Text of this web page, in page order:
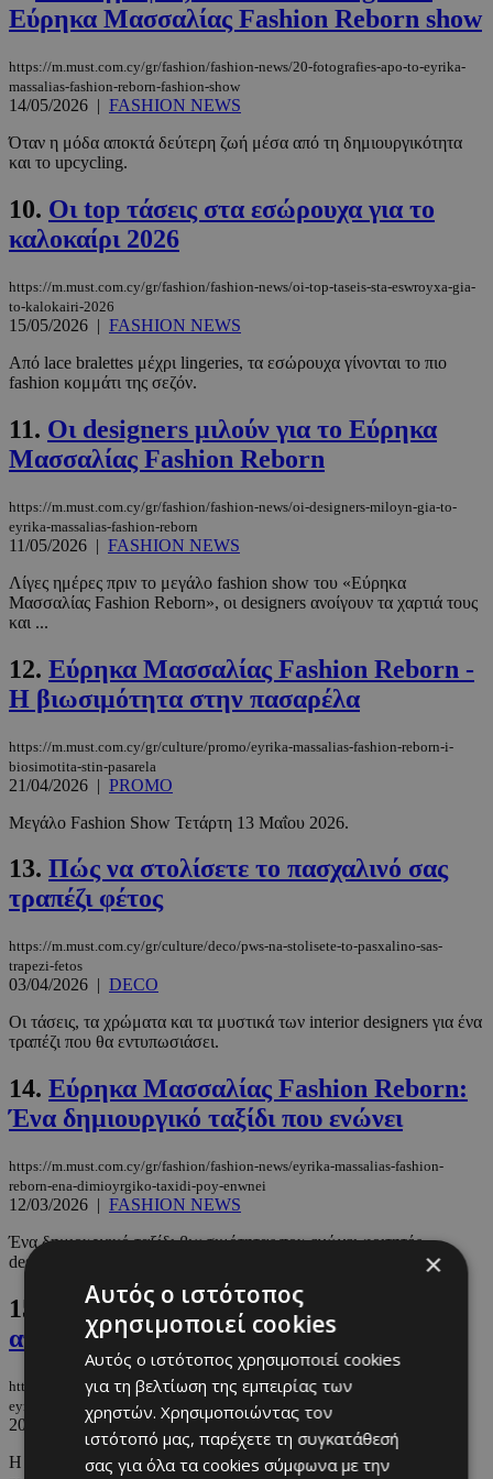
Εύρηκα Μασσαλίας Fashion Reborn shοw
https://m.must.com.cy/gr/fashion/fashion-news/20-fotografies-apo-to-eyrika-
massalias-fashion-reborn-fashion-show
14/05/2026 | FASHION NEWS
Όταν η μόδα αποκτά δεύτερη ζωή μέσα από τη δημιουργικότητα
και το upcycling.
10. Οι top τάσεις στα εσώρουχα για το
καλοκαίρι 2026
https://m.must.com.cy/gr/fashion/fashion-news/oi-top-taseis-sta-eswroyxa-gia-
to-kalokairi-2026
15/05/2026 | FASHION NEWS
Από lace bralettes μέχρι lingeries, τα εσώρουχα γίνονται το πιο
fashion κομμάτι της σεζόν.
11. Οι designers μιλούν για το Εύρηκα
Μασσαλίας Fashion Reborn
https://m.must.com.cy/gr/fashion/fashion-news/oi-designers-miloyn-gia-to-
eyrika-massalias-fashion-reborn
11/05/2026 | FASHION NEWS
Λίγες ημέρες πριν το μεγάλο fashion show του «Εύρηκα
Μασσαλίας Fashion Reborn», οι designers ανοίγουν τα χαρτιά τους
και ...
12. Εύρηκα Μασσαλίας Fashion Reborn -
Η βιωσιμότητα στην πασαρέλα
https://m.must.com.cy/gr/culture/promo/eyrika-massalias-fashion-reborn-i-
biosimotita-stin-pasarela
21/04/2026 | PROMO
Μεγάλο Fashion Show Τετάρτη 13 Μαΐου 2026.
13. Πώς να στολίσετε το πασχαλινό σας
τραπέζι φέτος
https://m.must.com.cy/gr/culture/deco/pws-na-stolisete-to-pasxalino-sas-
trapezi-fetos
03/04/2026 | DECO
Οι τάσεις, τα χρώματα και τα μυστικά των interior designers για ένα
τραπέζι που θα εντυπωσιάσει.
14. Εύρηκα Μασσαλίας Fashion Reborn:
Ένα δημιουργικό ταξίδι που ενώνει
https://m.must.com.cy/gr/fashion/fashion-news/eyrika-massalias-fashion-
reborn-ena-dimioyrgiko-taxidi-poy-enwnei
12/03/2026 | FASHION NEWS
Ένα δημιουργικό ταξίδι βιωσιμότητας που ενώνει φοιτητές,
designers και οργανισμούς, δίνοντας νέα ζωή στα ρούχα.
15.
Το blazer με γούνα των 25 ευρώ που
απογείωσε το look της Αννίτας
https://m.must.com.cy/gr/fashion/fashion-news/to-blazer-me-goyna-ton-25-
eyrw-poy-apogeiose-to-look-tis-annitas
20/02/2026|FASHION NEWS
Η Αννίτα Δημητρίου έβαλε faux γούνα και μας θύμισε πως τα
×
Αυτός ο ιστότοπος
χρησιμοποιεί cookies
Αυτός ο ιστότοπος χρησιμοποιεί cookies
για τη βελτίωση της εμπειρίας των
χρηστών. Χρησιμοποιώντας τον
ιστότοπό μας, παρέχετε τη συγκατάθεσή
σας για όλα τα cookies σύμφωνα με την